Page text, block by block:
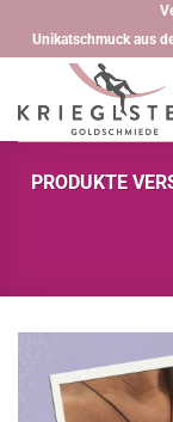
Inhalt
springen
Unikatschmuck aus
PRODUKTE